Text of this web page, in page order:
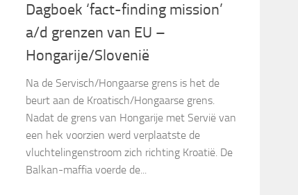
Dagboek ‘fact-finding mission’
a/d grenzen van EU –
Hongarije/Slovenië
Na de Servisch/Hongaarse grens is het de
beurt aan de Kroatisch/Hongaarse grens.
Nadat de grens van Hongarije met Servië van
een hek voorzien werd verplaatste de
vluchtelingenstroom zich richting Kroatië. De
Balkan-maffia voerde de...